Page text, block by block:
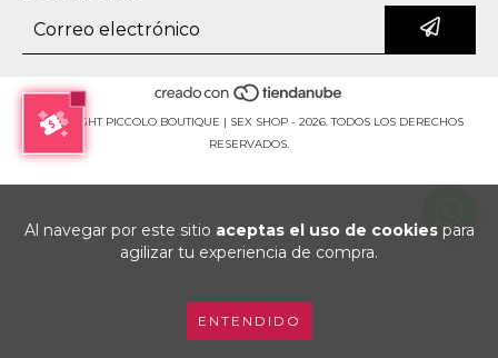
Al navegar por este sitio aceptas el uso de cookiespara
agilizar tu experiencia de compra.
ENTENDIDO
COPYRIGHT PICCOLO BOUTIQUE | SEX SHOP - 2026. TODOS LOS DERECHOS
RESERVADOS.